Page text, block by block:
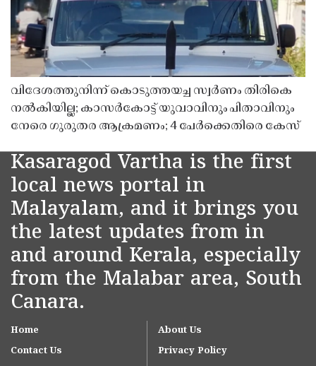
വിദേശത്തുനിന്ന് കൊടുത്തയച്ച സ്വർണം തിരികെ
നൽകിയില്ല; കാസർകോട്ട് യുവാവിനും പിതാവിനും
നേരെ ഗുരുതര ആക്രമണം; 4 പേർക്കെതിരെ കേസ്
Kasaragod Vartha is the first
local news portal in
Malayalam, and it brings you
the latest updates from in
and around Kerala, especially
from the Malabar area, South
Canara.
Home
About Us
Contact Us
Privacy Policy